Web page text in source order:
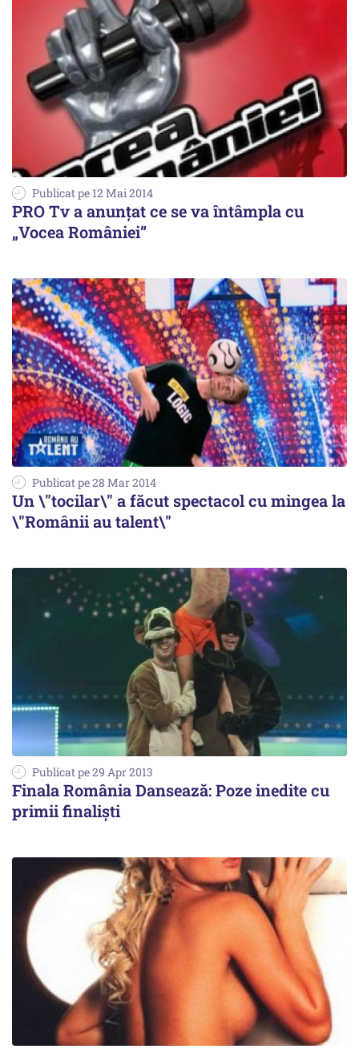
Publicat pe 12 Mai 2014
PRO Tv a anunțat ce se va întâmpla cu
„Vocea României”
Publicat pe 28 Mar 2014
Un \"tocilar\" a făcut spectacol cu mingea la
\"Românii au talent\"
Publicat pe 29 Apr 2013
Finala România Dansează: Poze inedite cu
primii finaliști